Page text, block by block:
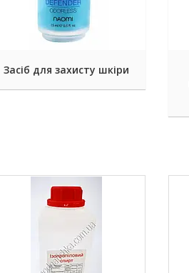
Засіб для захисту шкіри